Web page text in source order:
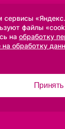
SEO
сервисы
файлы
на обработку
на обработку
Принять